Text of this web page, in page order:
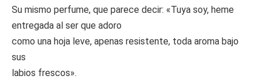
Su mismo perfume, que parece decir: «Tuya soy, heme
entregada al ser que adoro
como una hoja leve, apenas resistente, toda aroma bajo
sus
labios frescos».